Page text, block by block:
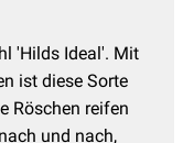
'Hilds Ideal'. Mit
ist diese Sorte
Röschen reifen
und nach,